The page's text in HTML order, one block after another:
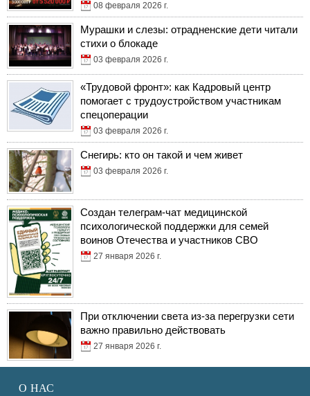
08 февраля 2026 г.
Мурашки и слезы: отрадненские дети читали
стихи о блокаде
03 февраля 2026 г.
«Трудовой фронт»: как Кадровый центр
помогает с трудоустройством участникам
спецоперации
03 февраля 2026 г.
Снегирь: кто он такой и чем живет
03 февраля 2026 г.
Создан телеграм-чат медицинской
психологической поддержки для семей
воинов Отечества и участников СВО
27 января 2026 г.
При отключении света из-за перегрузки сети
важно правильно действовать
27 января 2026 г.
О НАС